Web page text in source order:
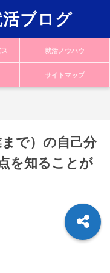
活ブログ
就活ノウハウ
サイトマップ
で）の自己分
を知ることが